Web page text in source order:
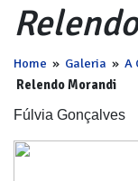
Home » Galeria » A
Relendo Morandi
Fúlvia Gonçalves